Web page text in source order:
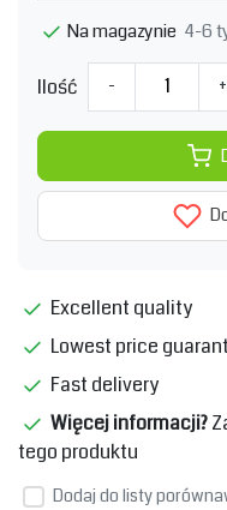
Na magazynie 4-6
Ilość - +
Excellent quality
Lowest price
Fast delivery
Więcej informacji?
tego produktu
Dodaj do listy